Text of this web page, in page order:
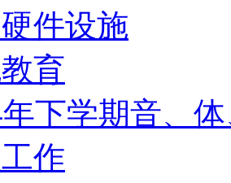
件设施
育
年下学期音、
作